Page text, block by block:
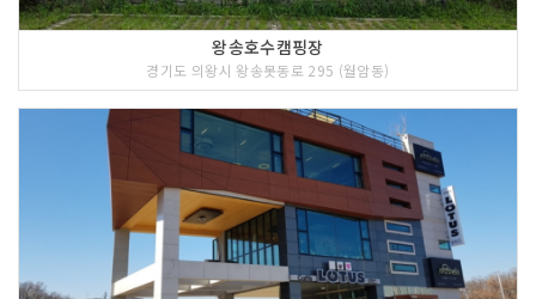
왕송호수캠핑장
경기도 의왕시 왕송못동로 295 (월암동)